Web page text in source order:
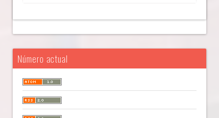
Número actual